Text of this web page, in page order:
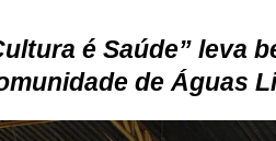
é Saúde” leva
de Águas